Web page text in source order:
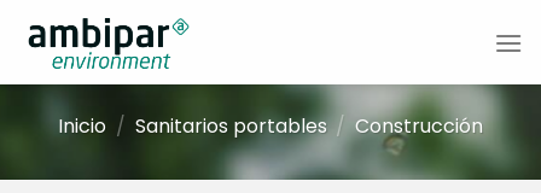
content
Inicio / Sanitarios portables / Construcción